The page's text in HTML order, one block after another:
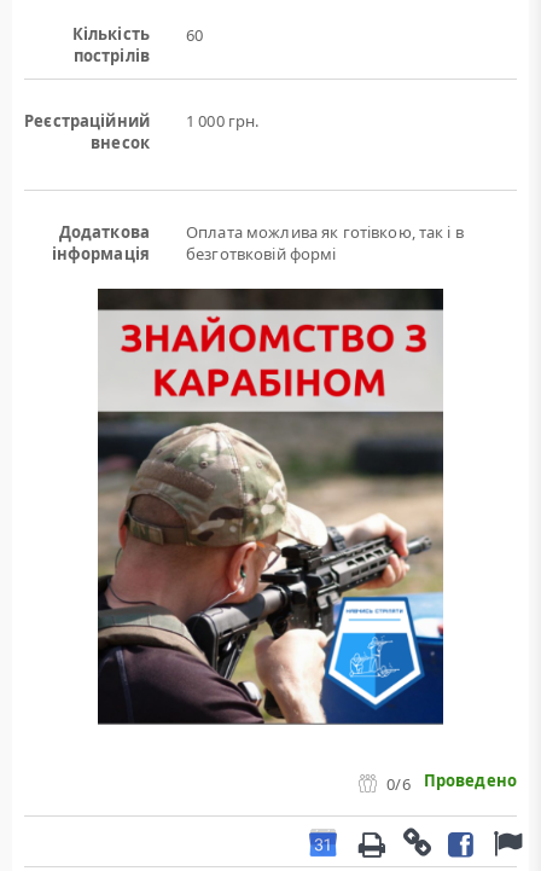
Кількість
пострілів
60
Реєстраційний
внесок
1 000 грн.
Додаткова
інформація
Оплата можлива як готівкою, так і в
безготвковій формі
0/6 Проведено